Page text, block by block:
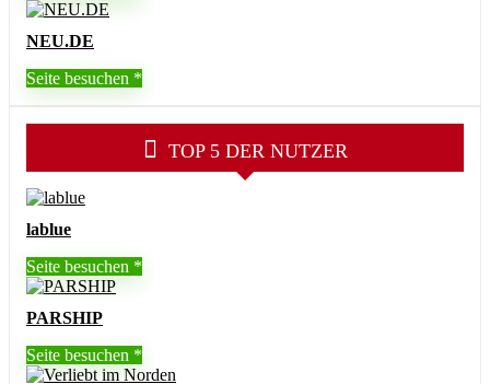
NEU.DE
Seite besuchen
TOP 5 DER NUTZER
lablue
Seite besuchen
PARSHIP
Seite besuchen